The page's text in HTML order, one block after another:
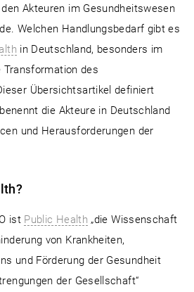
Akteuren im Gesundheitswesen
Welchen Handlungsbedarf gibt es
in Deutschland, besonders im
Transformation des
Übersichtsartikel definiert
die Akteure in Deutschland
und Herausforderungen der
ist Public Health „die Wissenschaft
von Krankheiten,
und Förderung der Gesundheit
der Gesellschaft“